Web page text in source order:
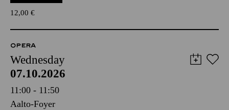
12,00 €
OPERA
Wednesday
07.10.2026
11:00 - 11:50
Aalto-Foyer